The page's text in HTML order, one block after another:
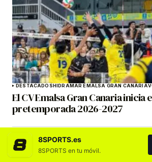
DESTACADOSHIDRAMAR EMALSA GRAN CANARIA
El CV Emalsa Gran Canaria inicia
pretemporada 2026-2027
8SPORTS.es
8SPORTS en tu móvil.